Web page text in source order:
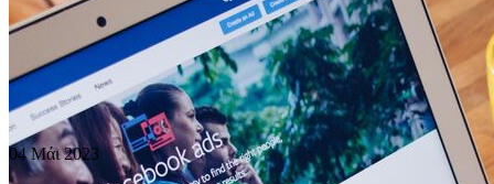
04 Μάι 2023